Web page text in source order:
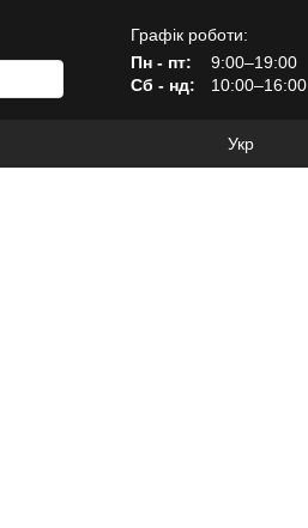
Графік роботи:
Пн - пт:
9:00–19:00
Сб - нд:
10:00–16:00
Укр